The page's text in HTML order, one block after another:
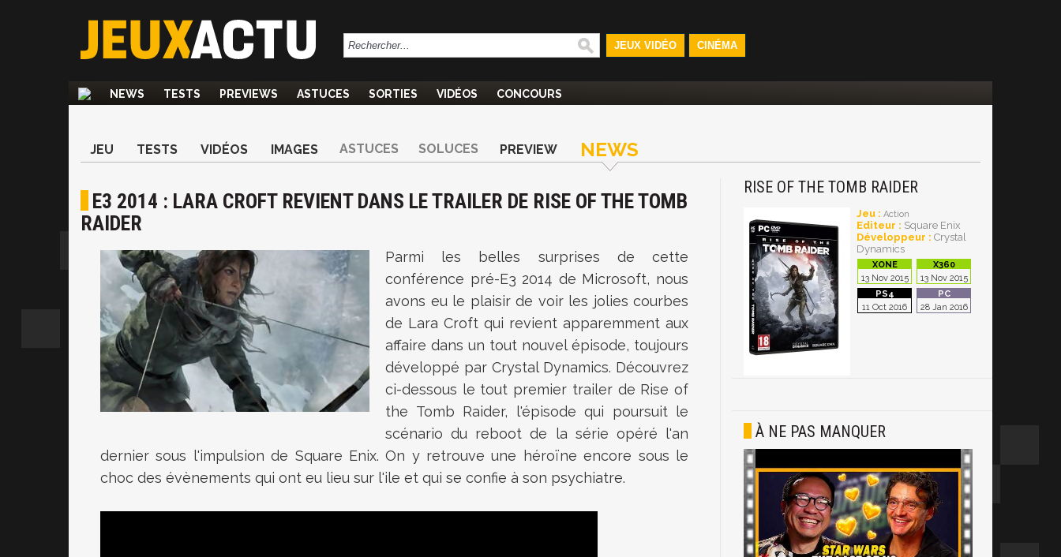
JEUX VIDÉO CINÉMA
NEWS TESTS PREVIEWS ASTUCES SORTIES VIDÉOS CONCOURS
JEU TESTS VIDÉOS IMAGES ASTUCES SOLUCES PREVIEW NEWS
E3 2014 : LARA CROFT REVIENT DANS LE TRAILER DE RISE OF THE TOMB
RAIDER
Parmi les belles surprises de cette
conférence pré-E3 2014 de Microsoft, nous
avons eu le plaisir de voir les jolies courbes
de Lara Croft qui revient apparemment aux
affaire dans un tout nouvel épisode, toujours
développé par Crystal Dynamics. Découvrez
ci-dessous le tout premier trailer de Rise of
the Tomb Raider, l'épisode qui poursuit le
scénario du reboot de la série opéré l'an
dernier sous l'impulsion de Square Enix. On y retrouve une héroïne encore sous le
choc des évènements qui ont eu lieu sur l'ile et qui se confie à son psychiatre.
RISE OF THE TOMB RAIDER
Jeu : Action
Editeur : Square Enix
Développeur : Crystal
Dynamics
13 Nov 2015 13 Nov 2015
11 Oct 2016 28 Jan 2016
À NE PAS MANQUER